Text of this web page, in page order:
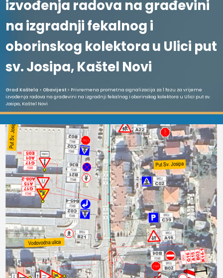
izvođenja radova na građevini
na izgradnji fekalnog i
oborinskog kolektora u Ulici put
sv. Josipa, Kaštel Novi
Grad Kaštela > Obavijest> Privremena prometna signalizacija za 1 fazu za vrijeme
izvođenja radova na građevini na izgradnji fekalnog i oborinskog kolektora u Ulici put sv.
Josipa, Kaštel Novi